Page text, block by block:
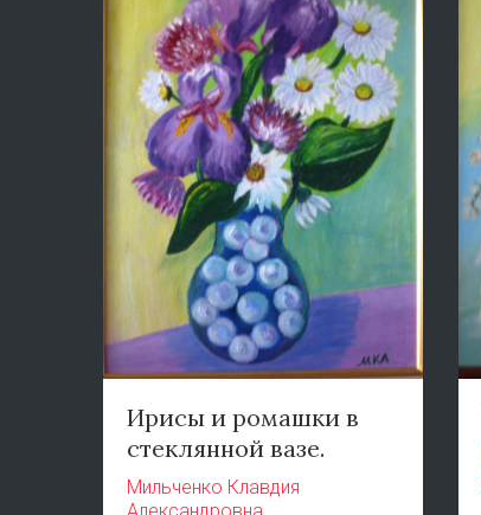
Ирисы и ромашки в
стеклянной вазе.
Мильченко Клавдия
Александровна